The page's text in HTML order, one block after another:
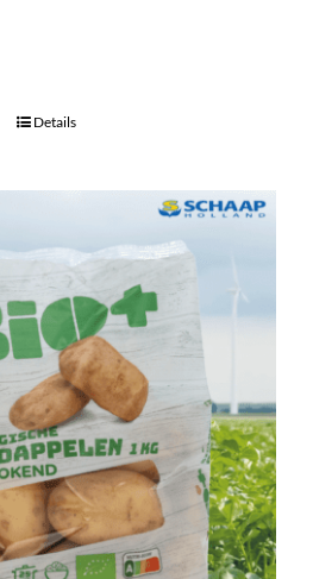
Details